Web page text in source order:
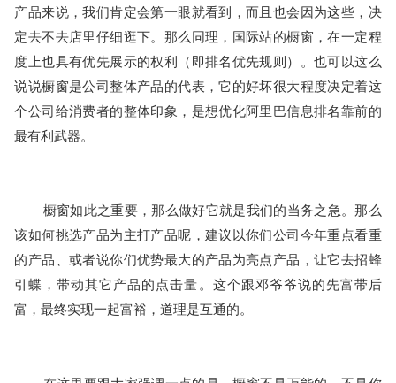
产品来说，我们肯定会第一眼就看到，而且也会因为这些，决
定去不去店里仔细逛下。那么同理，国际站的橱窗，在一定程
度上也具有优先展示的权利（即排名优先规则）。也可以这么
说说橱窗是公司整体产品的代表，它的好坏很大程度决定着这
个公司给消费者的整体印象，是想优化阿里巴信息排名靠前的
最有利武器。
该如何挑选产品为主打产品呢，建议以你们公司今年重点看重
的产品、或者说你们优势最大的产品为亮点产品，让它去招蜂
引蝶，带动其它产品的点击量。这个跟邓爷爷说的先富带后
富，最终实现一起富裕，道理是互通的。